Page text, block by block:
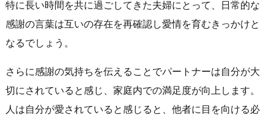
特に長い時間を共に過ごしてきた夫婦にとって、日常的な
感謝の言葉は互いの存在を再確認し愛情を育むきっかけと
なるでしょう。
さらに感謝の気持ちを伝えることでパートナーは自分が大
切にされていると感じ、家庭内での満足度が向上します。
人は自分が愛されていると感じると、他者に目を向ける必